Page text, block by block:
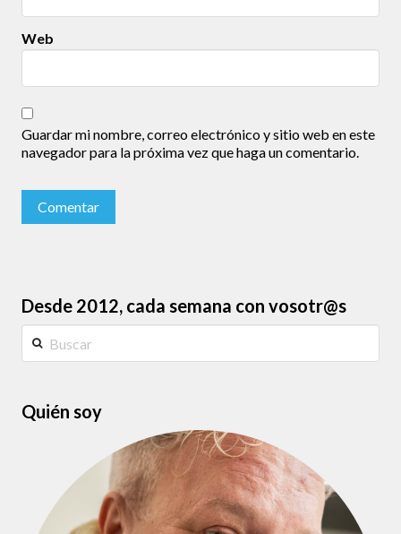
Web
Guardar mi nombre, correo electrónico y sitio web en este
navegador para la próxima vez que haga un comentario.
Desde 2012, cada semana con vosotr@s
Buscar
Quién soy